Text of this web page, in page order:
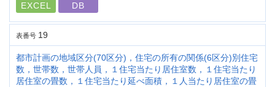
EXCEL DB
表番号 19
都市計画の地域区分(70区分)，住宅の所有の関係(6区分)別住宅
数，世帯数，世帯人員，１住宅当たり居住室数，１住宅当たり
居住室の畳数，１住宅当たり延べ面積，１人当たり居住室の畳